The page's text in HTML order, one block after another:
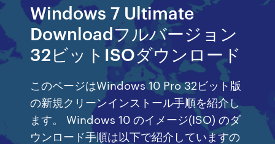
Windows 7 Ultimate
Downloadフルバージョン
32ビットISOダウンロード
このページはWindows 10 Pro 32ビット版
の新規クリーンインストール手順を紹介し
ます。 Windows 10 のイメージ(ISO) のダ
ウンロード手順は以下で紹介していますの